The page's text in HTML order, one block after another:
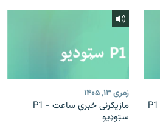
زمری ۱۳, ۱۴۰۵
مازیګرنی خبري ساعت - P1
سټوډیو